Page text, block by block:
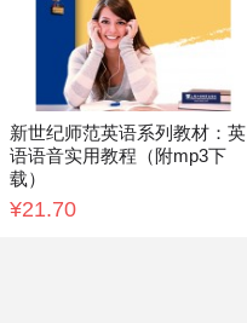
新世纪师范英语系列教材：英
语语音实用教程（附mp3下
载）
¥21.70